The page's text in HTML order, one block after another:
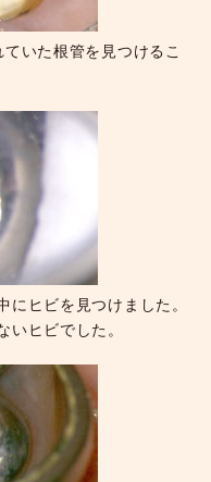
いた根管を見つけるこ
にヒビを見つけました。
いヒビでした。